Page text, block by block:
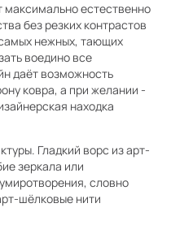
максимально естественно
без резких контрастов
нежных, тающих
воедино все
даёт возможность
ковра, а при желании -
находка
Гладкий ворс из арт-
зеркала или
словно
шёлковые нити